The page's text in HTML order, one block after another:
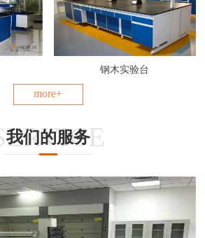
钢木实验台
more+
我们的服务